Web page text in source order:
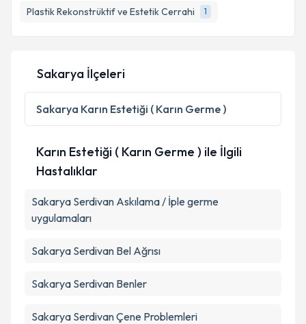
Plastik Rekonstrüktif ve Estetik Cerrahi
1
Sakarya İlçeleri
Sakarya Karın Estetiği ( Karın Germe )
Karın Estetiği ( Karın Germe ) ile İlgili
Hastalıklar
Sakarya Serdivan Askılama / İple germe
uygulamaları
Sakarya Serdivan Bel Ağrısı
Sakarya Serdivan Benler
Sakarya Serdivan Çene Problemleri